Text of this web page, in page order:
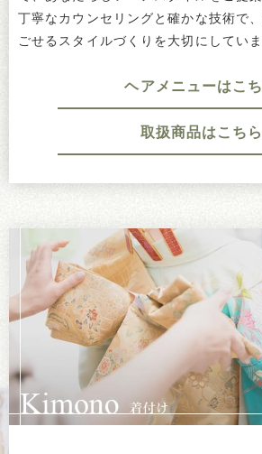
丁寧なカウンセリングと確かな技術で
ごせるスタイルづくりを大切にしていま
ヘアメニューはこ
取扱商品はこちら